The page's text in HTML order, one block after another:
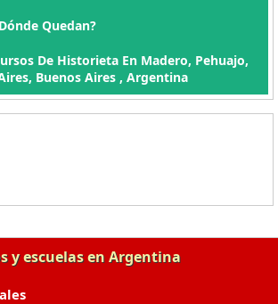
Quedan?
De Historieta En Madero, Pehuajo,
Buenos Aires , Argentina
y escuelas en Argentina